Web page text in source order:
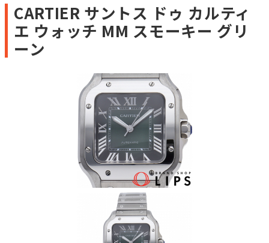
CARTIER サントス ドゥ カルティ
エ ウォッチ MM スモーキー グリ
ーン